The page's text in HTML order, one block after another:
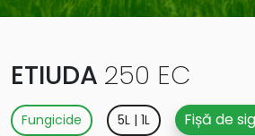
ETIUDA 250 EC
Fungicide 5L | 1L
Fișă de